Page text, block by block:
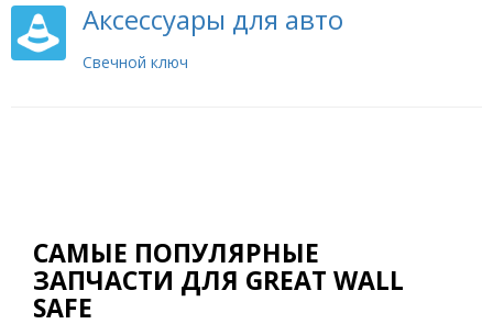
Аксессуары для авто
Свечной ключ
САМЫЕ ПОПУЛЯРНЫЕ
ЗАПЧАСТИ ДЛЯ GREAT WALL
SAFE